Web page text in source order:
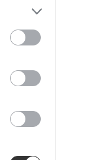
gyógyszerész
például a